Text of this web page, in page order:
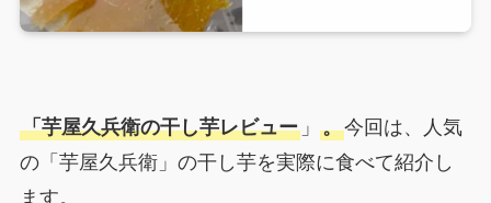
「芋屋久兵衛の干し芋レビュー」 。今回は、人気
の「芋屋久兵衛」の干し芋を実際に食べて紹介し
ます。